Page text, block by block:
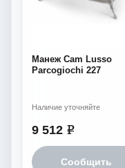
Манеж Cam Lusso
Parcogiochi 227
9 512 e
Сообщить
Наличие уточняйте